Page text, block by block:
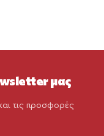
μας
τις προσφορές